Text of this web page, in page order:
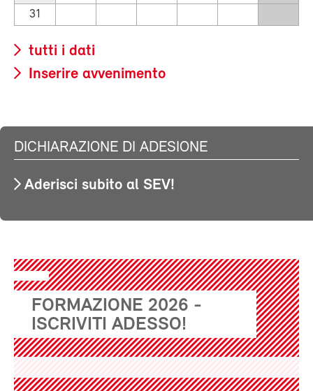
31
tutti i dati
Inserire avvenimento
DICHIARAZIONE DI ADESIONE
Aderisci subito al SEV!
FORMAZIONE 2026 -
ISCRIVITI ADESSO!